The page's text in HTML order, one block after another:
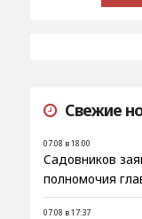
Свежие
07.08 в 18:00
Садовников
полномочия
07.08 в 17:37